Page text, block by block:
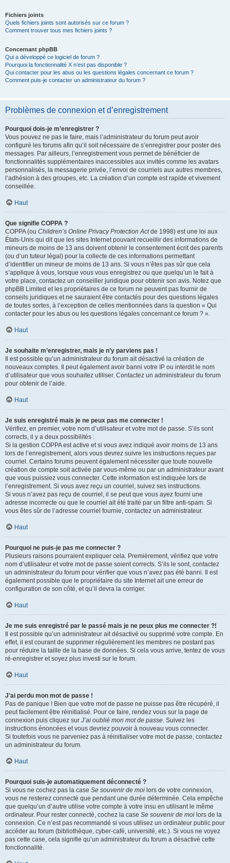
Fichiers joints
Quels fichiers joints sont autorisés sur ce forum ?
Comment trouver tous mes fichiers joints ?
Concernant phpBB
Qui a développé ce logiciel de forum ?
Pourquoi la fonctionnalité X n’est pas disponible ?
Qui contacter pour les abus ou les questions légales concernant ce forum ?
Comment puis-je contacter un administrateur du forum ?
Problèmes de connexion et d’enregistrement
Pourquoi dois-je m’enregistrer ?
Vous pouvez ne pas le faire, mais l’administrateur du forum peut avoir
configuré les forums afin qu’il soit nécessaire de s’enregistrer pour poster des
messages. Par ailleurs, l’enregistrement vous permet de bénéficier de
fonctionnalités supplémentaires inaccessibles aux invités comme les avatars
personnalisés, la messagerie privée, l’envoi de courriels aux autres membres,
l’adhésion à des groupes, etc. La création d’un compte est rapide et vivement
conseillée.
Haut
Que signifie COPPA ?
COPPA (ou Children’s Online Privacy Protection Actde 1998) est une loi aux
États-Unis qui dit que les sites Internet pouvant recueillir des informations de
mineurs de moins de 13 ans doivent obtenir le consentement écrit des parents
(ou d’un tuteur légal) pour la collecte de ces informations permettant
d’identifier un mineur de moins de 13 ans. Si vous n’êtes pas sûr que cela
s’applique à vous, lorsque vous vous enregistrez ou que quelqu’un le fait à
votre place, contactez un conseiller juridique pour obtenir son avis. Notez que
phpBB Limited et les propriétaires de ce forum ne peuvent pas fournir de
conseils juridiques et ne sauraient être contactés pour des questions légales
de toutes sortes, à l’exception de celles mentionnées dans la question « Qui
contacter pour les abus ou les questions légales concernant ce forum ? ».
Haut
Je souhaite m’enregistrer, mais je n’y parviens pas !
Il est possible qu’un administrateur du forum ait désactivé la création de
nouveaux comptes. Il peut également avoir banni votre IP ou interdit le nom
d’utilisateur que vous souhaitez utiliser. Contactez un administrateur du forum
pour obtenir de l’aide.
Haut
Je suis enregistré mais je ne peux pas me connecter !
Vérifiez, en premier, votre nom d’utilisateur et votre mot de passe. S’ils sont
corrects, il y a deux possibilités :
Si la gestion COPPA est active et si vous avez indiqué avoir moins de 13 ans
lors de l’enregistrement, alors vous devrez suivre les instructions reçues par
courriel. Certains forums peuvent également nécessiter que toute nouvelle
création de compte soit activée par vous-même ou par un administrateur avant
que vous puissiez vous connecter. Cette information est indiquée lors de
l’enregistrement. Si vous avez reçu un courriel, suivez ses instructions.
Si vous n’avez pas reçu de courriel, il se peut que vous ayez fourni une
adresse incorrecte ou que le courriel ait été traité par un filtre anti-spam. Si
vous êtes sûr de l’adresse courriel fournie, contactez un administrateur.
Haut
Pourquoi ne puis-je pas me connecter ?
Plusieurs raisons pourraient expliquer cela. Premièrement, vérifiez que votre
nom d’utilisateur et votre mot de passe soient corrects. S’ils le sont, contactez
un administrateur du forum pour vérifier que vous n’avez pas été banni. Il est
également possible que le propriétaire du site Internet ait une erreur de
configuration de son côté, et qu’il devra la corriger.
Haut
Je me suis enregistré par le passé mais je ne peux plus me connecter ?!
Il est possible qu’un administrateur ait désactivé ou supprimé votre compte. En
effet, il est courant de supprimer régulièrement les membres ne postant pas
pour réduire la taille de la base de données. Si cela vous arrive, tentez de vous
ré-enregistrer et soyez plus investi sur le forum.
Haut
J’ai perdu mon mot de passe !
Pas de panique ! Bien que votre mot de passe ne puisse pas être récupéré, il
peut facilement être réinitialisé. Pour ce faire, rendez vous sur la page de
connexion puis cliquez sur J’ai oublié mon mot de passe. Suivez les
instructions énoncées et vous devriez pouvoir à nouveau vous connecter.
Si toutefois vous ne parveniez pas à réinitialiser votre mot de passe, contactez
un administrateur du forum.
Haut
Pourquoi suis-je automatiquement déconnecté ?
Si vous ne cochez pas la case Se souvenir de moi lors de votre connexion,
vous ne resterez connecté que pendant une durée déterminée. Cela empêche
que quelqu’un d’autre utilise votre compte à votre insu en utilisant le même
ordinateur. Pour rester connecté, cochez la case Se souvenir de moi lors de la
connexion. Ce n’est pas recommandé si vous utilisez un ordinateur public pour
accéder au forum (bibliothèque, cyber-café, université, etc.). Si vous ne voyez
pas cette case, cela signifie qu’un administrateur du forum a désactivé cette
fonctionnalité.